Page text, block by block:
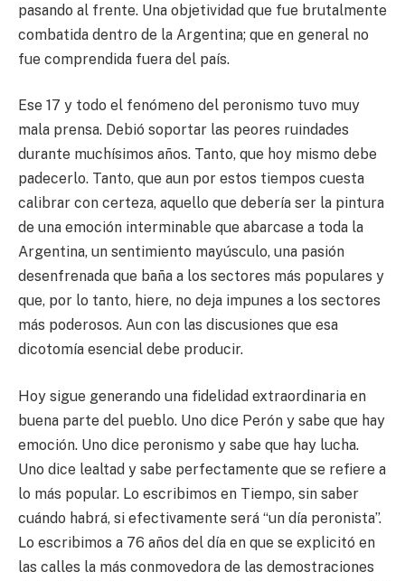
pasando al frente. Una objetividad que fue brutalmente
combatida dentro de la Argentina; que en general no
fue comprendida fuera del país.
Ese 17 y todo el fenómeno del peronismo tuvo muy
mala prensa. Debió soportar las peores ruindades
durante muchísimos años. Tanto, que hoy mismo debe
padecerlo. Tanto, que aun por estos tiempos cuesta
calibrar con certeza, aquello que debería ser la pintura
de una emoción interminable que abarcase a toda la
Argentina, un sentimiento mayúsculo, una pasión
desenfrenada que baña a los sectores más populares y
que, por lo tanto, hiere, no deja impunes a los sectores
más poderosos. Aun con las discusiones que esa
dicotomía esencial debe producir.
Hoy sigue generando una fidelidad extraordinaria en
buena parte del pueblo. Uno dice Perón y sabe que hay
emoción. Uno dice peronismo y sabe que hay lucha.
Uno dice lealtad y sabe perfectamente que se refiere a
lo más popular. Lo escribimos en Tiempo, sin saber
cuándo habrá, si efectivamente será “un día peronista”.
Lo escribimos a 76 años del día en que se explicitó en
las calles la más conmovedora de las demostraciones